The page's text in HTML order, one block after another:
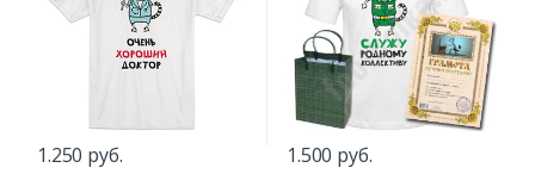
1.250 руб. 1.500 руб.